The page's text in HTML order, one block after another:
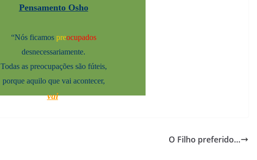
Pensamento Osho
“Nós ficamos preocupados
desnecessariamente.
Todas as preocupações são fúteis,
porque aquilo que vai acontecer,
vai
O Filho preferido…